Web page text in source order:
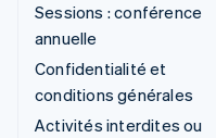
Sessions : conférence
annuelle
Confidentialité et
conditions générales
Activités interdites ou